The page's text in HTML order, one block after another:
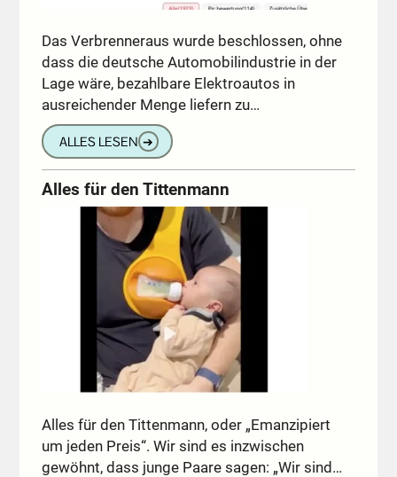
Das Verbrenneraus wurde beschlossen, ohne
dass die deutsche Automobilindustrie in der
Lage wäre, bezahlbare Elektroautos in
ausreichender Menge liefern zu…
ALLES LESEN ➔
Alles für den Tittenmann
Alles für den Tittenmann, oder „Emanzipiert
um jeden Preis“. Wir sind es inzwischen
gewöhnt, dass junge Paare sagen: „Wir sind…